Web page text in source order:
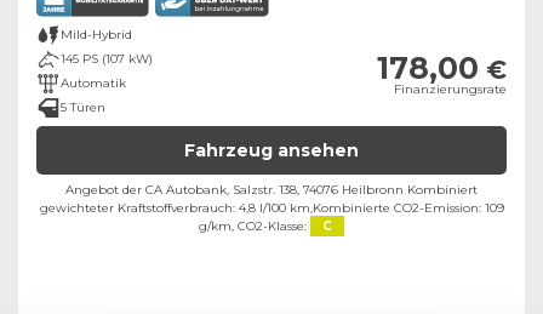
Mild-Hybrid
145 PS (107 kW)
Automatik
5 Türen
178,00 €
Finanzierungsrate
Fahrzeug ansehen
Angebot der CA Autobank, Salzstr. 138, 74076 Heilbronn ​ Kombiniert
gewichteter Kraftstoffverbrauch: 4,8 l/100 km,Kombinierte CO2-Emission: 109
g/km, CO2-Klasse: C